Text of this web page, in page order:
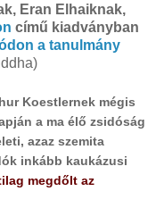
Eran Elhaiknak,
című kiadványban
a tanulmány
Koestlernek mégis
a ma élő zsidóság
azaz szemita
inkább kaukázusi
megdőlt az